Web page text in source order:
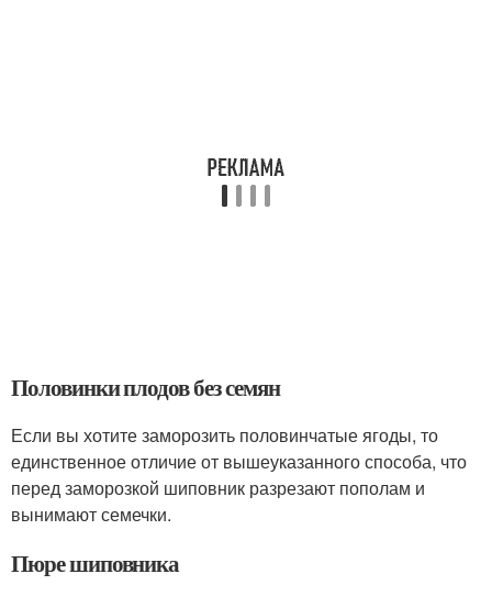
Половинки плодов без семян
Если вы хотите заморозить половинчатые ягоды, то
единственное отличие от вышеуказанного способа, что
перед заморозкой шиповник разрезают пополам и
вынимают семечки.
Пюре шиповника